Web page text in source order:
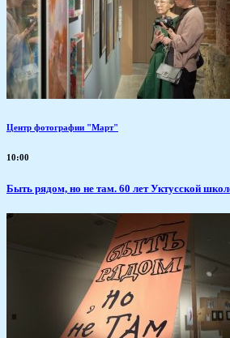
Центр фотографии "Март"
10:00
Быть рядом, но не там. 60 лет Уктусской